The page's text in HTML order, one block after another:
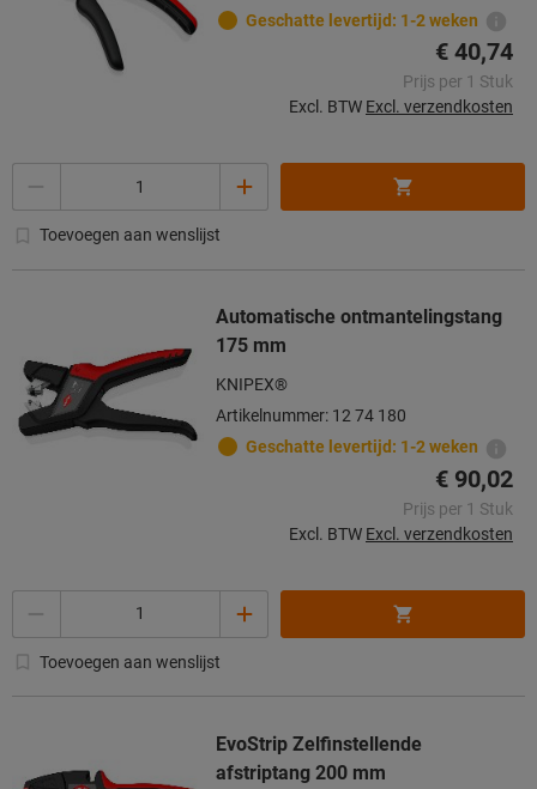
Geschatte levertijd: 1-2 weken
€ 40,74
Prijs per 1 Stuk
Excl. BTW Excl. verzendkosten
Toevoegen aan wenslijst
Automatische ontmantelingstang
175 mm
KNIPEX®
Artikelnummer: 12 74 180
Geschatte levertijd: 1-2 weken
€ 90,02
Prijs per 1 Stuk
Excl. BTW Excl. verzendkosten
Toevoegen aan wenslijst
EvoStrip Zelfinstellende
afstriptang 200 mm